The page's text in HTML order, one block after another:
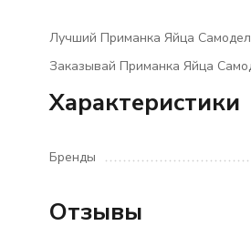
Лучший Приманка Яйца
Заказывай Приманка Яйца
Характеристики
Бренды
Отзывы